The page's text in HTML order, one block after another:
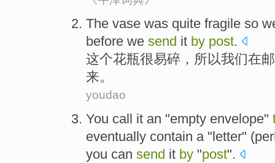
The vase was quite fragile so
before we send it by post.
这个花瓶很易碎 ， 所以我们在
来。
youdao
You call it an "empty envelope"
eventually contain a "letter" (
you can send it by "post".